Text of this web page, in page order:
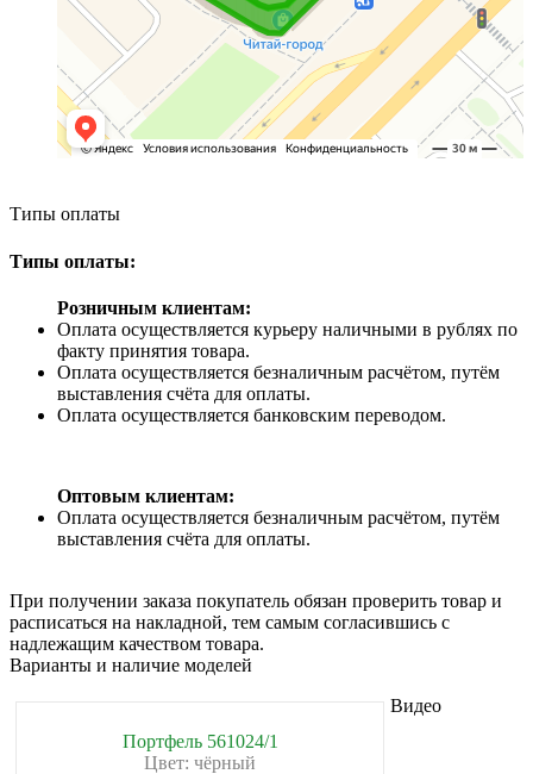
Типы оплаты
Типы оплаты:
Розничным клиентам:
Оплата осуществляется курьеру наличными в рублях по
факту принятия товара.
Оплата осуществляется безналичным расчётом, путём
выставления счёта для оплаты.
Оплата осуществляется банковским переводом.
Оптовым клиентам:
Оплата осуществляется безналичным расчётом, путём
выставления счёта для оплаты.
При получении заказа покупатель обязан проверить товар и
расписаться на накладной, тем самым согласившись с
надлежащим качеством товара.
Варианты и наличие моделей
Портфель 561024/1
Цвет: чёрный
Видео